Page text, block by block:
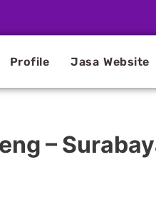
Profile Jasa Website
–